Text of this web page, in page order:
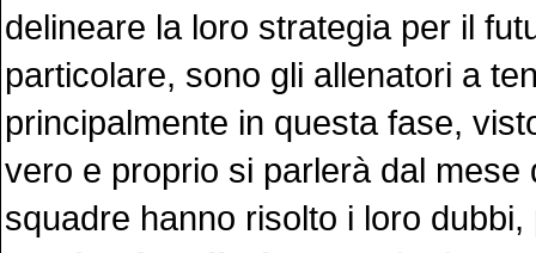
delineare la loro strategia per il
particolare, sono gli allenatori a
principalmente in questa fase,
vero e proprio si parlerà dal mese
squadre hanno risolto i loro dubbi,